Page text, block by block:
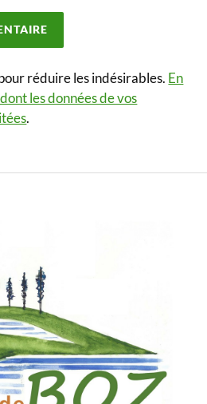
réduire les indésirables. En
les données de vos
.